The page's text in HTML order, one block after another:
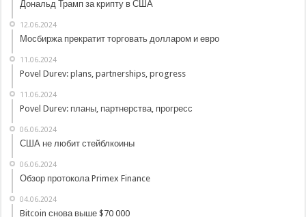
Дональд Трамп за крипту в США
12.06.2024
Мосбиржа прекратит торговать долларом и евро
11.06.2024
Povel Durev: plans, partnerships, progress
11.06.2024
Povel Durev: планы, партнерства, прогресс
06.06.2024
США не любит стейблкоины
06.06.2024
Обзор протокола Primex Finance
04.06.2024
Bitcoin снова выше $70 000